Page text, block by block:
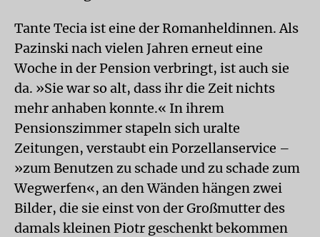
Tante Tecia ist eine der Romanheldinnen. Als
Pazinski nach vielen Jahren erneut eine
Woche in der Pension verbringt, ist auch sie
da. »Sie war so alt, dass ihr die Zeit nichts
mehr anhaben konnte.« In ihrem
Pensionszimmer stapeln sich uralte
Zeitungen, verstaubt ein Porzellanservice –
»zum Benutzen zu schade und zu schade zum
Wegwerfen«, an den Wänden hängen zwei
Bilder, die sie einst von der Großmutter des
damals kleinen Piotr geschenkt bekommen